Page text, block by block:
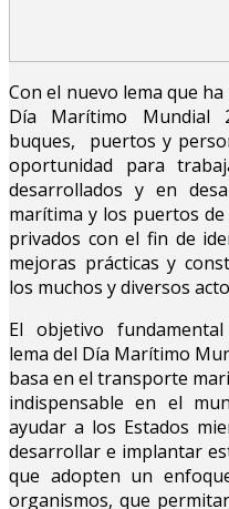
Con el nuevo lema que
Día Marítimo Mundial
buques, puertos y
oportunidad para
desarrollados y en
marítima y los puertos
privados con el fin de
mejoras prácticas y
los muchos y diversos
El objetivo
lema del Día Marítimo
basa en el transporte
indispensable en el
ayudar a los Estados
desarrollar e implantar
que adopten un
organismos, que